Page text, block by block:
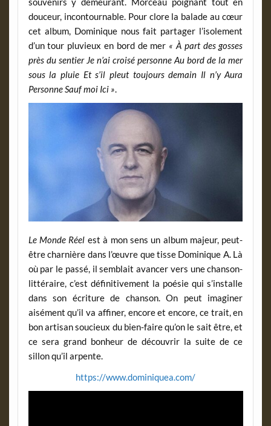
douceur, incontournable. Pour clore la balade au cœur
cet album, Dominique nous fait partager l’isolement
d’un tour pluvieux en bord de mer « À part des gosses
près du sentier Je n’ai croisé personne Au bord de la mer
sous la pluie Et s’il pleut toujours demain Il n’y Aura
Personne Sauf moi Ici ».
Le Monde Réel est à mon sens un album majeur, peut-
être charnière dans l’œuvre que tisse Dominique A. Là
où par le passé, il semblait avancer vers une chanson-
littéraire, c’est définitivement la poésie qui s’installe
dans son écriture de chanson. On peut imaginer
aisément qu’il va affiner, encore et encore, ce trait, en
bon artisan soucieux du bien-faire qu’on le sait être, et
ce sera grand bonheur de découvrir la suite de ce
sillon qu’il arpente.
https://www.dominiquea.com/